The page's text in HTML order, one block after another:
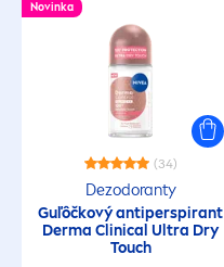
Novinka
(34)
Dezodoranty
Guľôčkový antiperspirant
Derma Clinical Ultra Dry
Touch